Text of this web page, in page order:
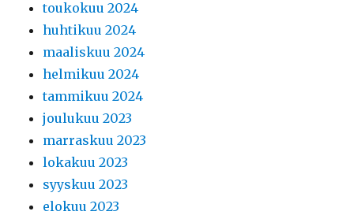
toukokuu 2024
huhtikuu 2024
maaliskuu 2024
helmikuu 2024
tammikuu 2024
joulukuu 2023
marraskuu 2023
lokakuu 2023
syyskuu 2023
elokuu 2023